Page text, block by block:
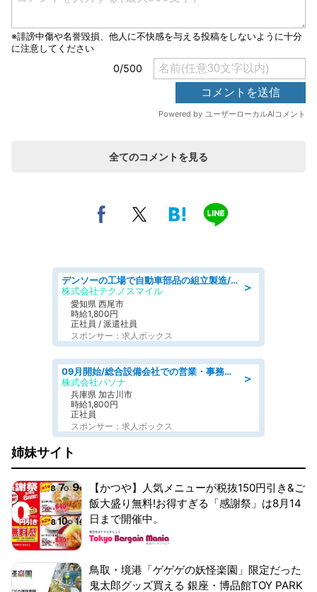
全てのコメントを見る
＞
デンソーの工場で自動車部品の組立製造/denso aichi
株式会社テクノスマイル
愛知県 西尾市
時給1,800円
正社員 / 派遣社員
スポンサー：求人ボックス
＞
09月開始/総合設備会社での営業・事務のお仕事/車通勤可/賞与あり/営業/営業事務
株式会社パソナ
兵庫県 加古川市
時給1,800円
正社員
スポンサー：求人ボックス
姉妹サイト
【かつや】人気メニューが税抜150円引き&ご
飯大盛り無料!お得すぎる「感謝祭」は8月14
日まで開催中。
鳥取・境港「ゲゲゲの妖怪楽園」限定だった
鬼太郎グッズ買える 銀座・博品館TOY PARK